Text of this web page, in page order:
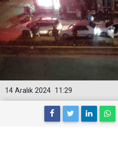
11:29
14 Aralık 2024